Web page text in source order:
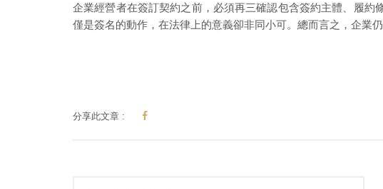
企業經營者在簽訂契約之前，必須再三確認包含簽約主體、履
僅是簽名的動作，在法律上的意義卻非同小可。總而言之，企業
分享此文章 :